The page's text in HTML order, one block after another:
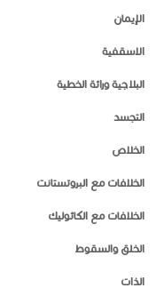
الإيمان
الاسقفية
البلاجية وراثة الخطية
التجسد
الخلاص
الخلافات مع البروتستانت
الخلافات مع الكاثوليك
الخلق والسقوط
الذات